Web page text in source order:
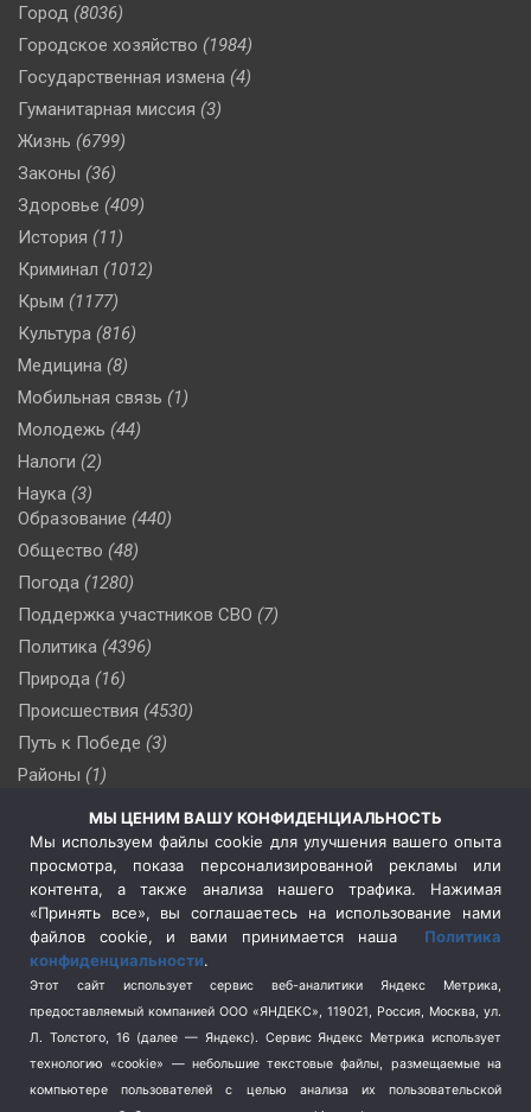
Город (8036)
Городское хозяйство (1984)
Государственная измена (4)
Гуманитарная миссия (3)
Жизнь (6799)
Законы (36)
Здоровье (409)
История (11)
Криминал (1012)
Крым (1177)
Культура (816)
Медицина (8)
Мобильная связь (1)
Молодежь (44)
Налоги (2)
Наука (3)
Образование (440)
Общество (48)
Погода (1280)
Поддержка участников СВО (7)
Политика (4396)
Природа (16)
Происшествия (4530)
Путь к Победе (3)
Районы (1)
(510)
Сельское хозяйство (3)
Социальная политика
(3)
Спецоперация в Украине
Спецоперация на Украине
(404)
Спорт (740)
Терроризм (1)
Транспорт (262)
Туризм (178)
МЫ ЦЕНИМ ВАШУ КОНФИДЕНЦИАЛЬНОСТЬ
Мы используем файлы cookie для улучшения вашего опыта
просмотра, показа персонализированной рекламы или
контента, а также анализа нашего трафика. Нажимая
«Принять все», вы соглашаетесь на использование нами
файлов cookie, и вами принимается наша Политика
конфиденциальности.
Этот сайт использует сервис веб-аналитики Яндекс Метрика,
предоставляемый компанией ООО «ЯНДЕКС», 119021, Россия, Москва, ул.
Л. Толстого, 16 (далее — Яндекс). Сервис Яндекс Метрика использует
технологию «cookie» — небольшие текстовые файлы, размещаемые на
компьютере пользователей с целью анализа их пользовательской